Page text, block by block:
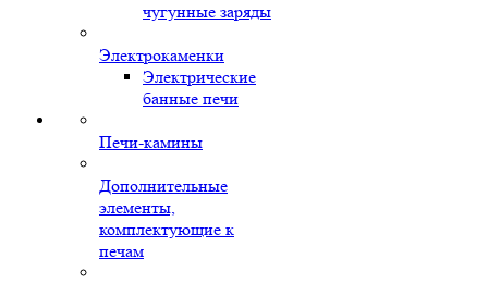
чугунные заряды
Электрокаменки
Электрические
банные печи
Печи-камины
Дополнительные
элементы,
комплектующие к
печам